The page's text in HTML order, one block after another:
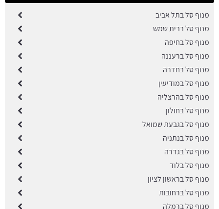
מנוף סל בתל אביב
מנוף סל בבית שמש
מנוף סל בחיפה
מנוף סל ברעננה
מנוף סל בחדרה
מנוף סל במודיעין
מנוף סל בהרצליה
מנוף סל בחולון
מנוף סל בגבעת שמואל
מנוף סל בנתניה
מנוף סל בגדרה
מנוף סל בלוד
מנוף סל בראשון לציון
מנוף סל ברחובות
מנוף סל ברמלה